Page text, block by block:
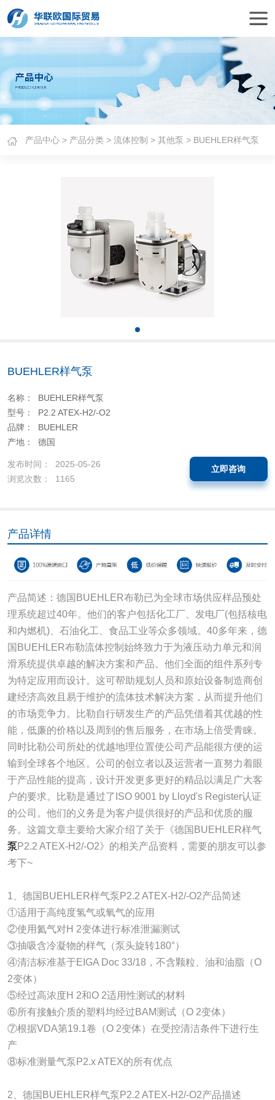
产品中心 > 产品分类 >流体控制 >其他泵 > BUEHLER样气泵
BUEHLER样气泵
名称： BUEHLER样气泵
型号： P2.2 ATEX-H2/-O2
品牌： BUEHLER
产地： 德国
发布时间： 2025-05-26
浏览次数： 1165
立即咨询
产品详情
产品简述：德国BUEHLER布勒已为全球市场供应样品预处
理系统超过40年。他们的客户包括化工厂、发电厂(包括核电
和内燃机)、石油化工、食品工业等众多领域。40多年来，德
国BUEHLER布勒流体控制始终致力于为液压动力单元和润
滑系统提供卓越的解决方案和产品。他们全面的组件系列专
为特定应用而设计。这可帮助规划人员和原始设备制造商创
建经济高效且易于维护的流体技术解决方案，从而提升他们
的市场竞争力。比勒自行研发生产的产品凭借着其优越的性
能，低廉的价格以及周到的售后服务，在市场上倍受青睐。
同时比勒公司所处的优越地理位置使公司产品能很方便的运
输到全球各个地区。公司的创立者以及运营者一直努力着眼
于产品性能的提高，设计开发更多更好的精品以满足广大客
户的要求。比勒是通过了ISO 9001 by Lloyd's Register认证
的公司。他们的义务是为客户提供很好的产品和优质的服
务。这篇文章主要给大家介绍了关于《德国BUEHLER样气
泵P2.2 ATEX-H2/-O2》的相关产品资料，需要的朋友可以参
考下~
1、德国BUEHLER样气泵P2.2 ATEX-H2/-O2产品简述
①适用于高纯度氢气或氧气的应用
②使用氦气对H 2变体进行标准泄漏测试
③抽吸含冷凝物的样气（泵头旋转180°）
④清洁标准基于EIGA Doc 33/18，不含颗粒、油和油脂（O
2变体）
⑤经过高浓度H 2和O 2适用性测试的材料
⑥所有接触介质的塑料均经过BAM测试（O 2变体）
⑦根据VDA第19.1卷（O 2变体）在受控清洁条件下进行生
产
⑧标准测量气泵P2.x ATEX的所有优点
2、德国BUEHLER样气泵P2.2 ATEX-H2/-O2产品描述